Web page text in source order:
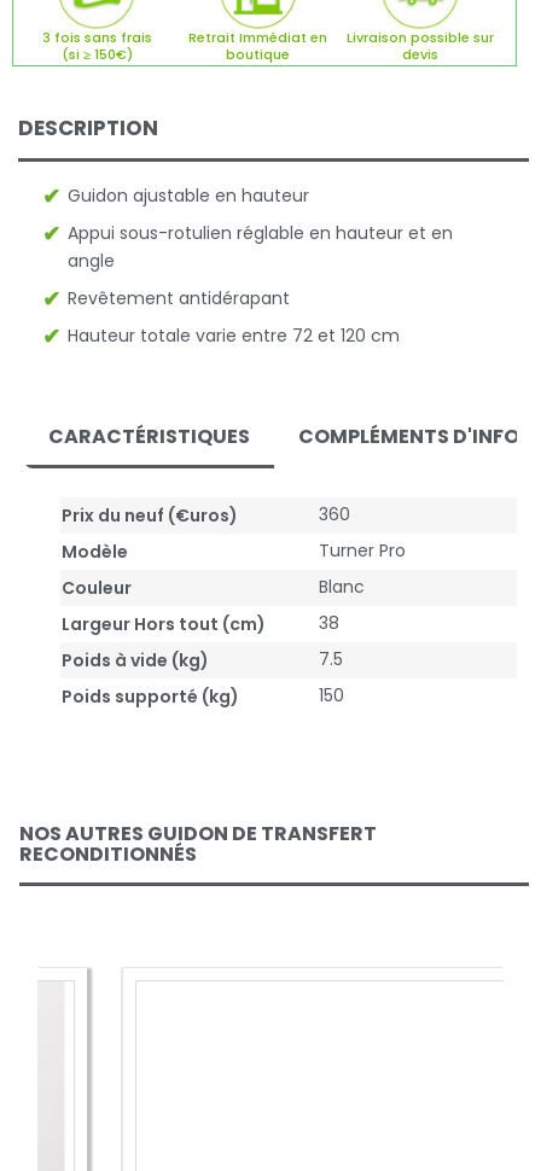
3 fois sans frais
(si ≥ 150€)
Retrait Immédiat en
boutique
Livraison possible sur
devis
DESCRIPTION
Guidon ajustable en hauteur
Appui sous-rotulien réglable en hauteur et en
angle
Revêtement antidérapant
Hauteur totale varie entre 72 et 120 cm
CARACTÉRISTIQUES COMPLÉMENTS
Prix du neuf (€uros)
360
Modèle
Turner Pro
Couleur
Blanc
Largeur Hors tout (cm)
38
Poids à vide (kg)
7.5
Poids supporté (kg)
150
NOS AUTRES GUIDON DE TRANSFERT
RECONDITIONNÉS